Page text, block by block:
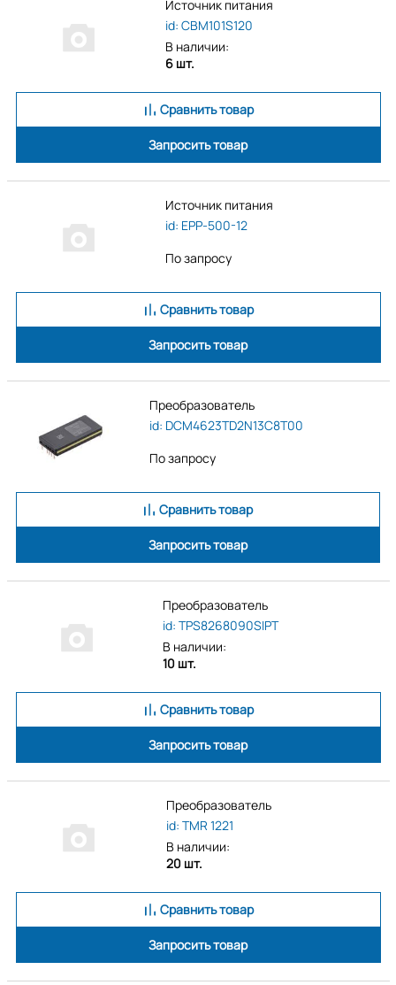
Источник питания
id: CBM101S120
В наличии:
6 шт.
Сравнить товар
Запросить товар
Источник питания
id: EPP-500-12
По запросу
Сравнить товар
Запросить товар
Преобразователь
id: DCM4623TD2N13C8T00
По запросу
Сравнить товар
Запросить товар
Преобразователь
id: TPS8268090SIPT
В наличии:
10 шт.
Сравнить товар
Запросить товар
Преобразователь
id: TMR 1221
В наличии:
20 шт.
Сравнить товар
Запросить товар